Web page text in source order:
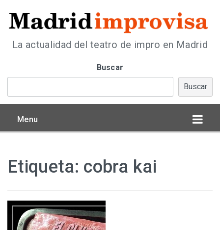
La actualidad del teatro de impro en Madrid
Buscar
Buscar
Menu
Etiqueta: cobra kai